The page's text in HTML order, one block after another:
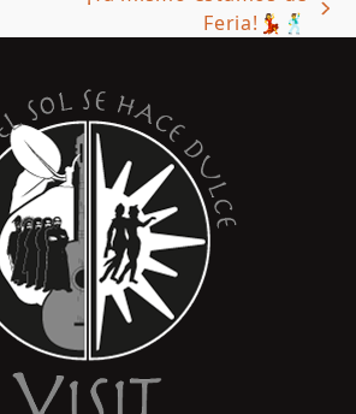
Feria!💃🕺